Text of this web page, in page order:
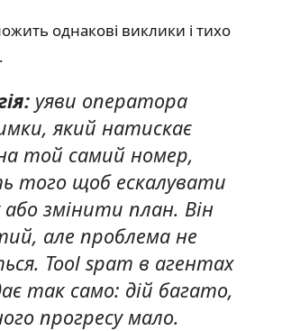
однакові виклики і тихо
уяви оператора
який натискає
той самий номер,
того щоб ескалувати
або змінити план. Він
але проблема не
Tool spam в агентах
так само: дій багато,
прогресу мало.